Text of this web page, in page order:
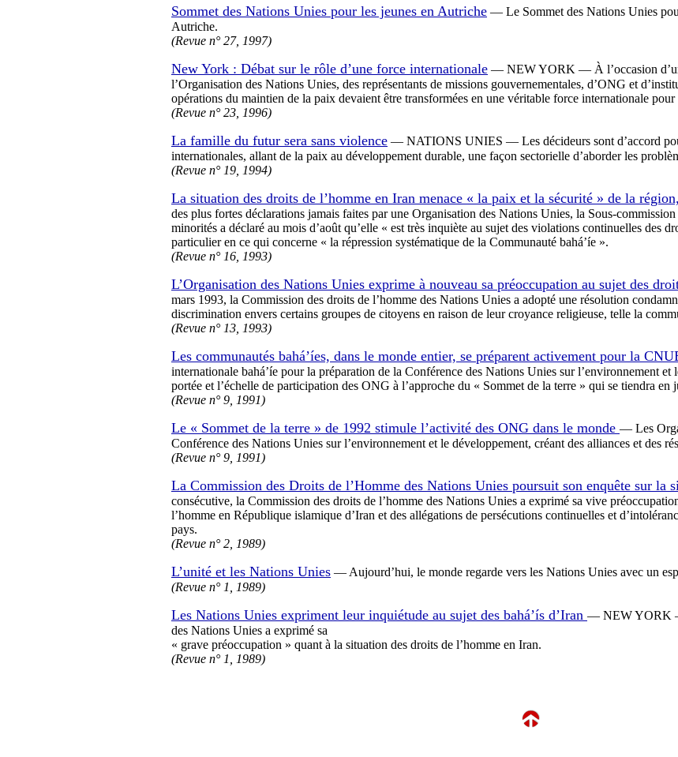
Sommet des Nations Unies pour les jeunes en Autriche — Le Sommet des Nations Unies
Autriche.
(Revue n° 27, 1997)
New York : Débat sur le rôle d’une force internationale — NEW YORK — À l’occasion
l’Organisation des Nations Unies, des représentants de missions gouvernementales, d’ONG et
opérations du maintien de la paix devaient être transformées en une véritable force internationale
(Revue n° 23, 1996)
La famille du futur sera sans violence — NATIONS UNIES — Les décideurs sont d’accord
internationales, allant de la paix au développement durable, une façon sectorielle d’aborder les
(Revue n° 19, 1994)
La situation des droits de l’homme en Iran menace « la paix et la sécurité » de la
des plus fortes déclarations jamais faites par une Organisation des Nations Unies, la Sous-
minorités a déclaré au mois d’août qu’elle « est très inquiète au sujet des violations continuelles des
particulier en ce qui concerne « la répression systématique de la Communauté bahá’íe ».
(Revue n° 16, 1993)
L’Organisation des Nations Unies exprime à nouveau sa préoccupation au sujet des
mars 1993, la Commission des droits de l’homme des Nations Unies a adopté une résolution
discrimination envers certains groupes de citoyens en raison de leur croyance religieuse, telle la
(Revue n° 13, 1993)
Les communautés bahá’íes, dans le monde entier, se préparent activement pour la
internationale bahá’íe pour la préparation de la Conférence des Nations Unies sur l’environnement
portée et l’échelle de participation des ONG à l’approche du « Sommet de la terre » qui se tiendra en
(Revue n° 9, 1991)
Le « Sommet de la terre » de 1992 stimule l’activité des ONG dans le monde — Les
Conférence des Nations Unies sur l’environnement et le développement, créant des alliances et des
(Revue n° 9, 1991)
La Commission des Droits de l’Homme des Nations Unies poursuit son enquête sur la
consécutive, la Commission des droits de l’homme des Nations Unies a exprimé sa vive
l’homme en République islamique d’Iran et des allégations de persécutions continuelles et
pays.
(Revue n° 2, 1989)
L’unité et les Nations Unies — Aujourd’hui, le monde regarde vers les Nations Unies avec un
(Revue n° 1, 1989)
Les Nations Unies expriment leur inquiétude au sujet des bahá’ís d’Iran — NEW YORK —
des Nations Unies a exprimé sa
« grave préoccupation » quant à la situation des droits de l’homme en Iran.
(Revue n° 1, 1989)